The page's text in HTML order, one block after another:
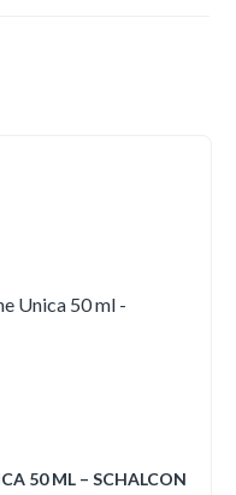
50 ML – SCHALCON